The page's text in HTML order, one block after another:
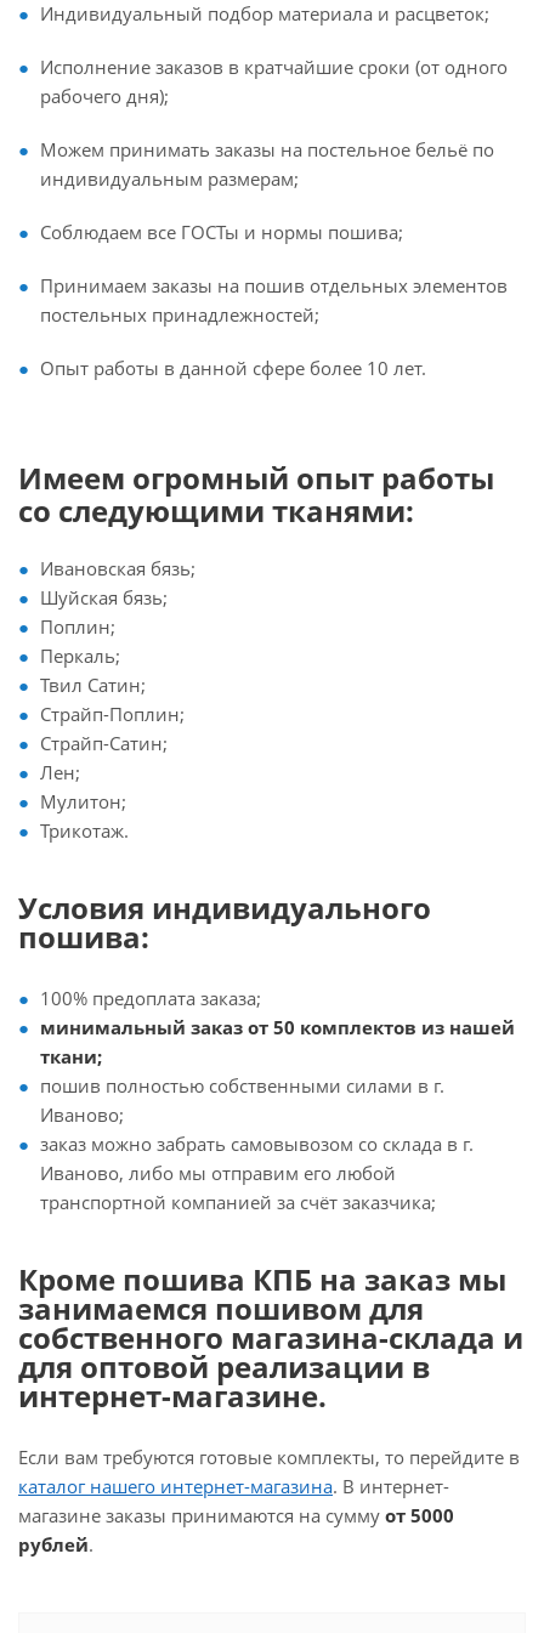
Индивидуальный подбор материала и расцветок;
Исполнение заказов в кратчайшие сроки (от одного
рабочего дня);
Можем принимать заказы на постельное бельё по
индивидуальным размерам;
Соблюдаем все ГОСТы и нормы пошива;
Принимаем заказы на пошив отдельных элементов
постельных принадлежностей;
Опыт работы в данной сфере более 10 лет.
Имеем огромный опыт работы
со следующими тканями:
Ивановская бязь;
Шуйская бязь;
Поплин;
Перкаль;
Твил Сатин;
Страйп-Поплин;
Страйп-Сатин;
Лен;
Мулитон;
Трикотаж.
Условия индивидуального
пошива:
100% предоплата заказа;
минимальный заказ от 50 комплектов из нашей
ткани;
пошив полностью собственными силами в г.
Иваново;
заказ можно забрать самовывозом со склада в г.
Иваново, либо мы отправим его любой
транспортной компанией за счёт заказчика;
Кроме пошива КПБ на заказ мы
занимаемся пошивом для
собственного магазина-склада и
для оптовой реализации в
интернет-магазине.
Если вам требуются готовые комплекты, то перейдите в
каталог нашего интернет-магазина. В интернет-
магазине заказы принимаются на сумму от 5000
рублей.